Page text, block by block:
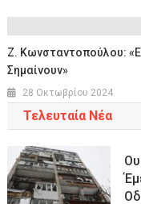
Z. Κωνσταντοπούλου:
Σημαίνουν»
28 Οκτωβρίου 2024
Τελευταία Νέα